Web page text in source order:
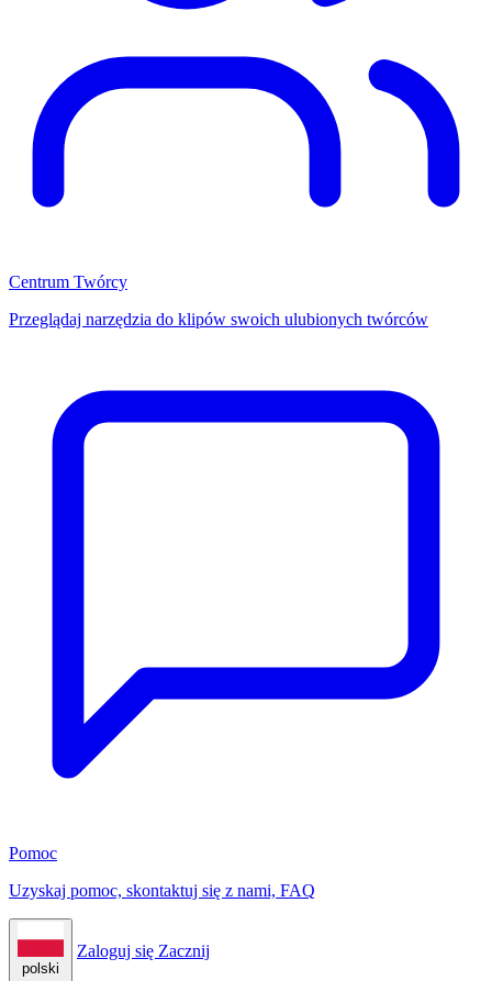
Centrum Twórcy
Przeglądaj narzędzia do klipów swoich ulubionych twórców
Pomoc
Uzyskaj pomoc, skontaktuj się z nami, FAQ
polski
Zaloguj się Zacznij